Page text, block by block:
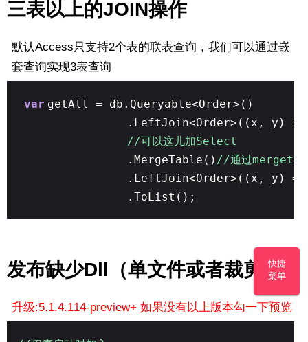
三表以上的JOIN操作
默认Access只支持2个表的联表查询，我们可以通过嵌
套查询实现3表查询
var getAll = db.Queryable<Order>()
.LeftJoin<Order>((x, y)
//可以这儿加Select
.MergeTable() //通过
.LeftJoin<Order>((x, y)
.ToList();
发布缺少Dll（单文件或者裁剪）
升级:5.1.4.114-preview+ 如果没有以上版本勾一下预览
快捷
菜单